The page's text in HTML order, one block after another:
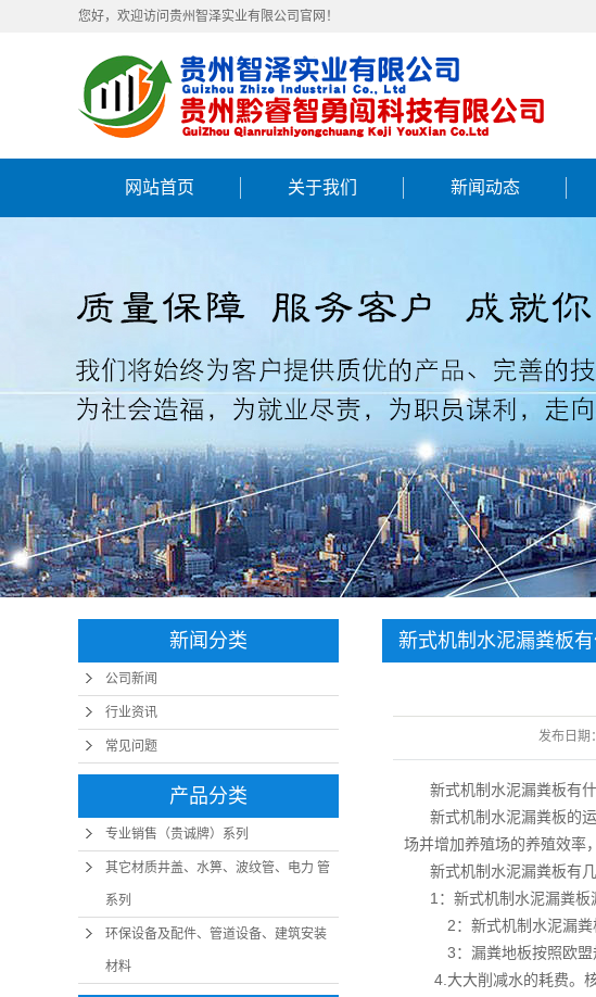
您好，欢迎访问贵州智泽实业有限公司官网！
网站首页 关于我们
资质证书
生产设备
公司环境
新闻动态
常见问题
新闻分类
公司新闻
行业资讯
常见问题
产品分类
专业销售（贵诚牌）系列
其它材质井盖、水箅、波纹管、电力 管
系列
环保设备及配件、管道设备、建筑安装
材料
新式机制水泥漏粪板
发布日期：
新式机制水泥漏粪板有
新式机制水泥漏粪板的
场并增加养殖场的养殖效率，
新式机制水泥漏粪板有
1：新式机制水泥漏粪板
2：新式机制水泥漏粪
3：漏粪地板按照欧盟
4.大大削减水的耗费。